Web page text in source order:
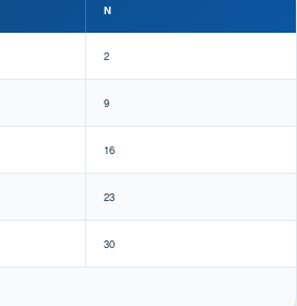
N
2
9
16
23
30